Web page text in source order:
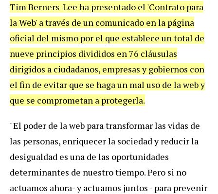
Tim Berners-Lee ha presentado el 'Contrato para
la Web' a través de un comunicado en la página
oficial del mismo por el que establece un total de
nueve principios divididos en 76 cláusulas
dirigidos a ciudadanos, empresas y gobiernos con
el fin de evitar que se haga un mal uso de la web y
que se comprometan a protegerla.
"El poder de la web para transformar las vidas de
las personas, enriquecer la sociedad y reducir la
desigualdad es una de las oportunidades
determinantes de nuestro tiempo. Pero si no
actuamos ahora- y actuamos juntos - para prevenir